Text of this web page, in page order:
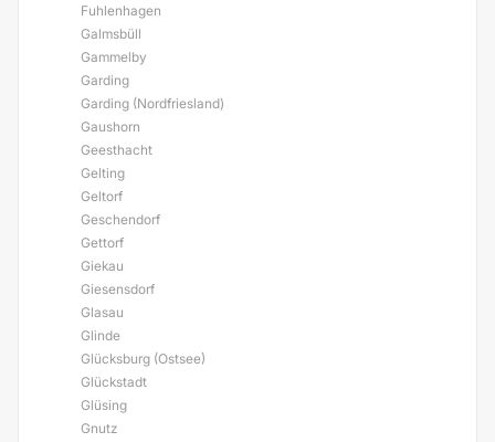
Fuhlenhagen
Galmsbüll
Gammelby
Garding
Garding (Nordfriesland)
Gaushorn
Geesthacht
Gelting
Geltorf
Geschendorf
Gettorf
Giekau
Giesensdorf
Glasau
Glinde
Glücksburg (Ostsee)
Glückstadt
Glüsing
Gnutz